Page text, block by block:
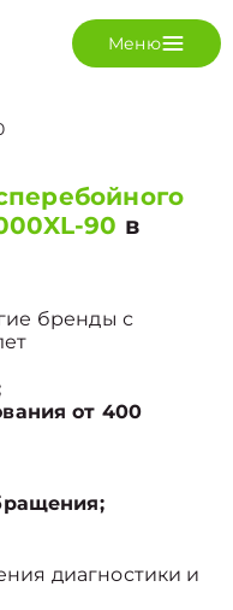
Меню
90 в
бренды с
от 400
диагностики и